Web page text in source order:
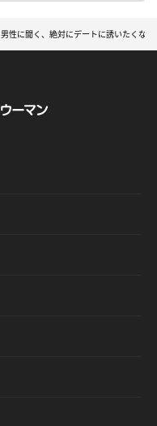
男性に聞く、絶対にデートに誘いたくな